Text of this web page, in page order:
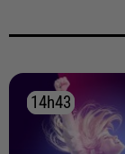
14h43
14h43